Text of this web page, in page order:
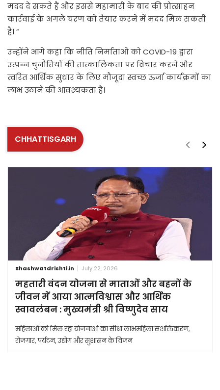
मदद दे सकते हैं और इससे महामारी के बाद की प्रोत्साहन
कार्रवाई के अगले चरण को तैयार करने में मदद मिल सकती
है। ”
उन्होंने आगे कहा कि नीति निर्माताओं को COVID-19 द्वारा
उत्पन्न चुनौतियों की तात्कालिकता पर विचार करने और
त्वरित आर्थिक सुधार के लिए मौजूदा स्वच्छ ऊर्जा कार्यक्रमों का
लाभ उठाने की आवश्यकता है।
CHHATTISGARH
Shashwatdrishti.in July 22, 2026
महतारी वंदन योजना से माताओं और बहनों के
जीवन में आया आत्मविश्वास और आर्थिक
स्वावलंबन : मुख्यमंत्री श्री विष्णुदेव साय
महिलाओं को मिल रहा योजनाओं का सीधा लाभमहिला सशक्तिकरण,
रोजगार, पर्यटन, उद्योग और सुशासन के विजन